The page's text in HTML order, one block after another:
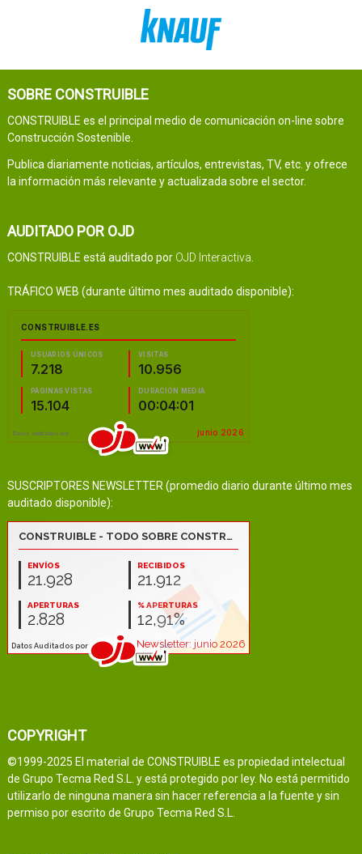
SOBRE CONSTRUIBLE
CONSTRUIBLE es el principal medio de comunicación on-line sobre
Construcción Sostenible.
Publica diariamente noticias, artículos, entrevistas, TV, etc. y ofrece
la información más relevante y actualizada sobre el sector.
AUDITADO POR OJD
CONSTRUIBLE está auditado por OJD Interactiva.
TRÁFICO WEB (durante último mes auditado disponible):
SUSCRIPTORES NEWSLETTER (promedio diario durante último mes
auditado disponible):
COPYRIGHT
©1999-2025 El material de CONSTRUIBLE es propiedad intelectual
de Grupo Tecma Red S.L. y está protegido por ley. No está permitido
utilizarlo de ninguna manera sin hacer referencia a la fuente y sin
permiso por escrito de Grupo Tecma Red S.L.